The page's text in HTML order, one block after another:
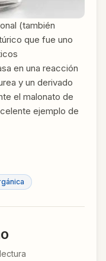
(también
que fue uno
en una reacción
y un derivado
el malonato de
ejemplo de